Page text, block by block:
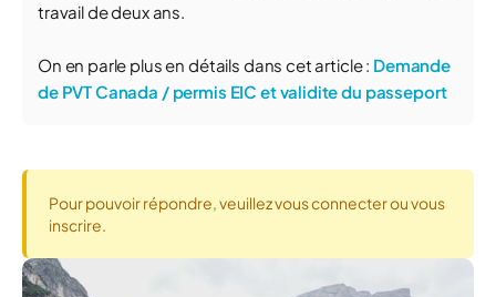
travail de deux ans.
On en parle plus en détails dans cet article : Demande
de PVT Canada / permis EIC et validite du passeport
Pour pouvoir répondre, veuillez vous connecter ou vous
inscrire.